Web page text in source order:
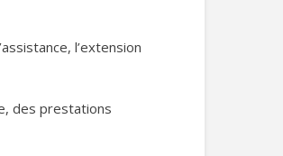
l’extension
des prestations